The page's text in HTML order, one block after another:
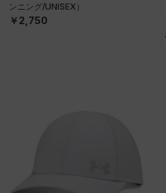
ンニング/UNISEX）
￥2,750